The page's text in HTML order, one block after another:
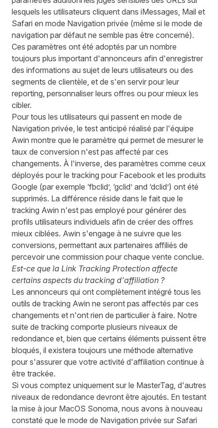
lesquels les utilisateurs cliquent dans iMessages, Mail et
Safari en mode Navigation privée (même si le mode de
navigation par défaut ne semble pas être concerné).
Ces paramètres ont été adoptés par un nombre
toujours plus important d'annonceurs afin d'enregistrer
des informations au sujet de leurs utilisateurs ou des
segments de clientèle, et de s'en servir pour leur
reporting, personnaliser leurs offres ou pour mieux les
cibler.
Pour tous les utilisateurs qui passent en mode de
Navigation privée, le test anticipé réalisé par l'équipe
Awin montre que le paramètre qui permet de mesurer le
taux de conversion n'est pas affecté par ces
changements. À l'inverse, des paramètres comme ceux
déployés pour le tracking pour Facebook et les produits
Google (par exemple ‘fbclid’, ‘gclid’ and ‘dclid’) ont été
supprimés. La différence réside dans le fait que le
tracking Awin n'est pas employé pour générer des
profils utilisateurs individuels afin de créer des offres
mieux ciblées. Awin s'engage à ne suivre que les
conversions, permettant aux partenaires affiliés de
percevoir une commission pour chaque vente conclue.
Est-ce que la Link Tracking Protection affecte
certains aspects du tracking d'affiliation ?
Les annonceurs qui ont complètement intégré tous les
outils de tracking Awin ne seront pas affectés par ces
changements et n'ont rien de particulier à faire. Notre
suite de tracking comporte plusieurs niveaux de
redondance et, bien que certains éléments puissent être
bloqués, il existera toujours une méthode alternative
pour s'assurer que votre activité d'affiliation continue à
être trackée.
Si vous comptez uniquement sur le MasterTag, d'autres
niveaux de redondance devront être ajoutés. En testant
la mise à jour MacOS Sonoma, nous avons à nouveau
constaté que le mode de Navigation privée sur Safari